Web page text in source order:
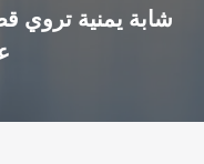
شابة يمنية تروي